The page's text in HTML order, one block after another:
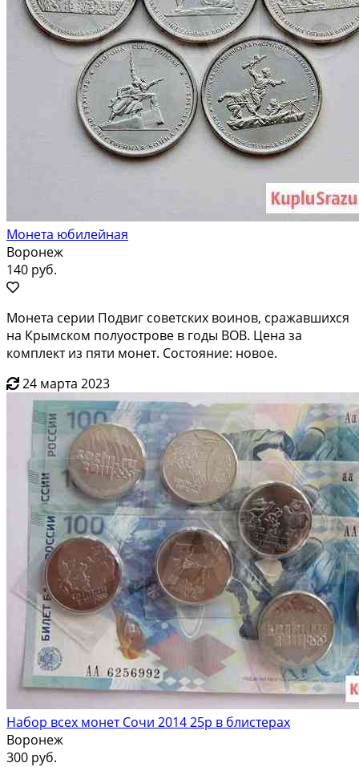
Монета юбилейная
Воронеж
140 руб.
Монета серии Подвиг советских воинов, сражавшихся
на Крымском полуострове в годы ВОВ. Цена за
комплект из пяти монет. Состояние: новое.
24 марта 2023
Набор всех монет Сочи 2014 25р в блистерах
Воронеж
300 руб.